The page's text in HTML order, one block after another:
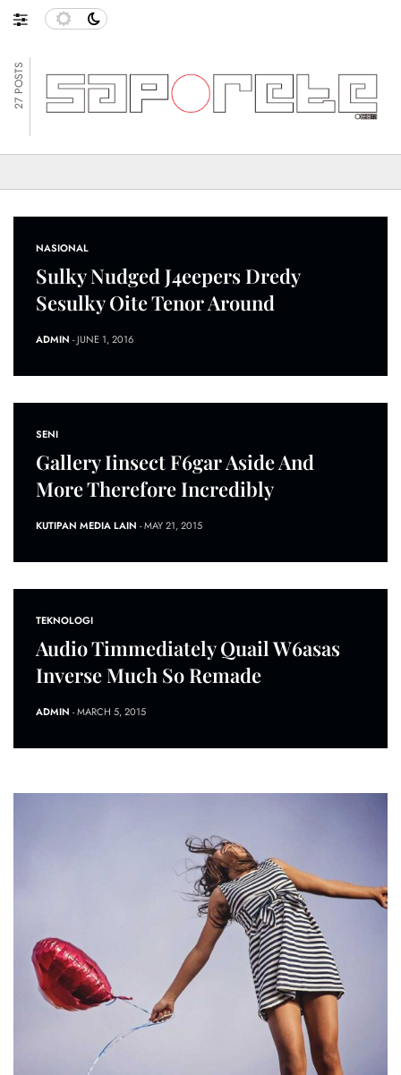
27 POSTS
NASIONAL
Sulky Nudged J4eepers Dredy
Sesulky Oite Tenor Around
ADMIN - JUNE 1, 2016
SENI
Gallery Iinsect F6gar Aside And
More Therefore Incredibly
KUTIPAN MEDIA LAIN - MAY 21, 2015
TEKNOLOGI
Audio Timmediately Quail W6asas
Inverse Much So Remade
ADMIN - MARCH 5, 2015